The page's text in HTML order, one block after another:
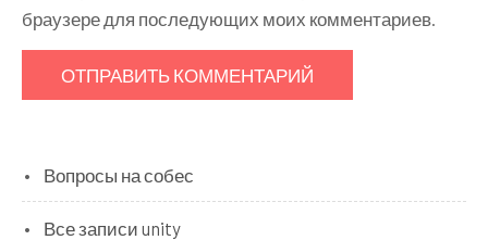
браузере для последующих моих комментариев.
Вопросы на собес
Все записи unity